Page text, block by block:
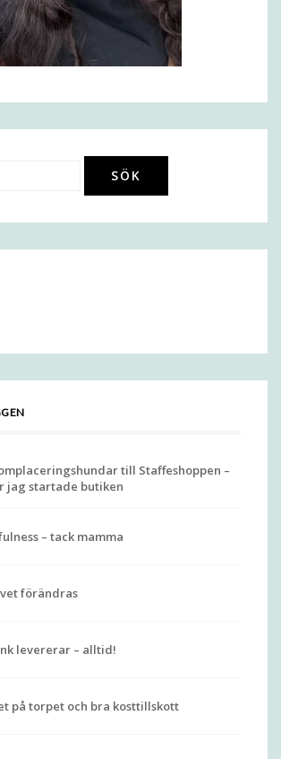
till Staffeshoppen –
jag startade butiken
– tack mamma
förändras
levererar – alltid!
på torpet och bra kosttillskott